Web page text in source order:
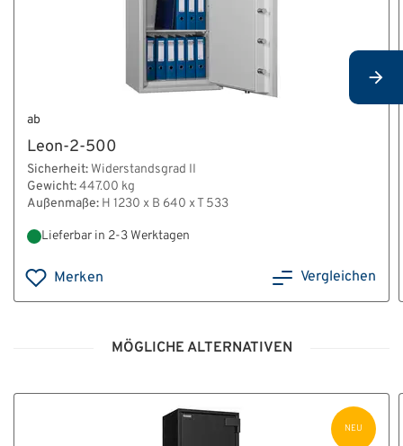
HT_Verankerungsanleitung_Leon-3_Leon-4.pdf
BA_E_60012_60017.pdf
ab
Leon-2-500
Sicherheit: Widerstandsgrad II
Gewicht:447.00 kg
Außenmaße: H 1230 x B 640 x T 533
Lieferbar in 2-3 Werktagen
Merken Vergleichen
MÖGLICHE ALTERNATIVEN
NEU